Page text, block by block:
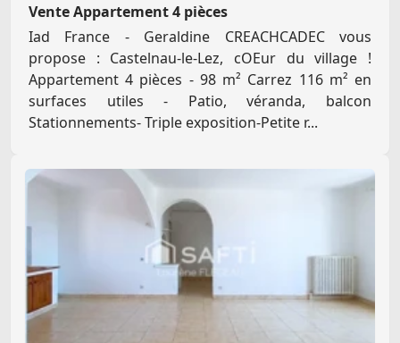
Vente Appartement 4 pièces
Iad France - Geraldine CREACHCADEC vous
propose : Castelnau-le-Lez, cOEur du village !
Appartement 4 pièces - 98 m² Carrez 116 m² en
surfaces utiles - Patio, véranda, balcon
Stationnements- Triple exposition-Petite r...